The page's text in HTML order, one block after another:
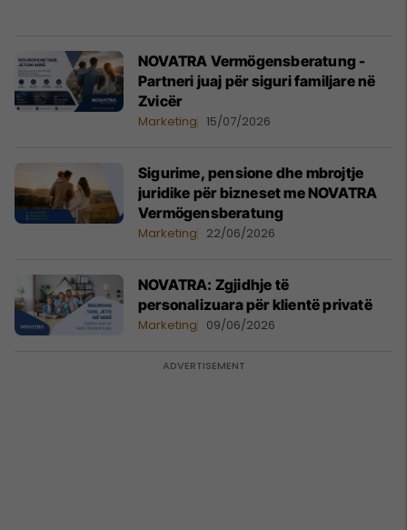
NOVATRA Vermögensberatung -
Partneri juaj për siguri familjare në
Zvicër
Marketing 15/07/2026
Sigurime, pensione dhe mbrojtje
juridike për bizneset me NOVATRA
Vermögensberatung
Marketing 22/06/2026
NOVATRA: Zgjidhje të
personalizuara për klientë privatë
Marketing 09/06/2026